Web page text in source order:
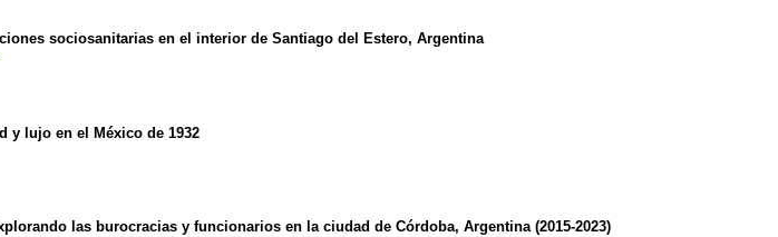
sociosanitarias en el interior de Santiago del Estero, Argentina
y lujo en el México de 1932
las burocracias y funcionarios en la ciudad de Córdoba, Argentina (2015-2023)